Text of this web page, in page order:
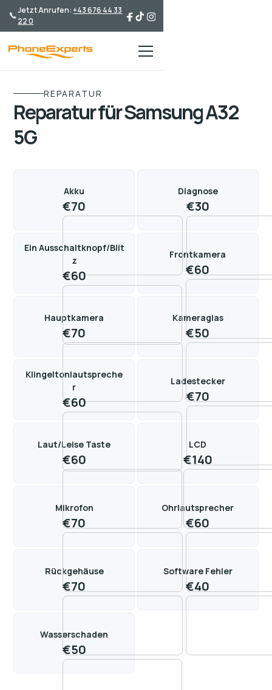
Jetzt Anrufen: +43 676 44 33
22 0
REPARATUR
Reparatur für Samsung A32
5G
Akku
€70
Diagnose
€30
Ein Ausschaltknopf/Blit
z
€60
Frontkamera
€60
Hauptkamera
€70
Kameraglas
€50
Klingeltonlautspreche
r
€60
Ladestecker
€70
Laut/Leise Taste
€60
LCD
€140
Mikrofon
€70
Ohrlautsprecher
€60
Rückgehäuse
€70
Software Fehler
€40
Wasserschaden
€50